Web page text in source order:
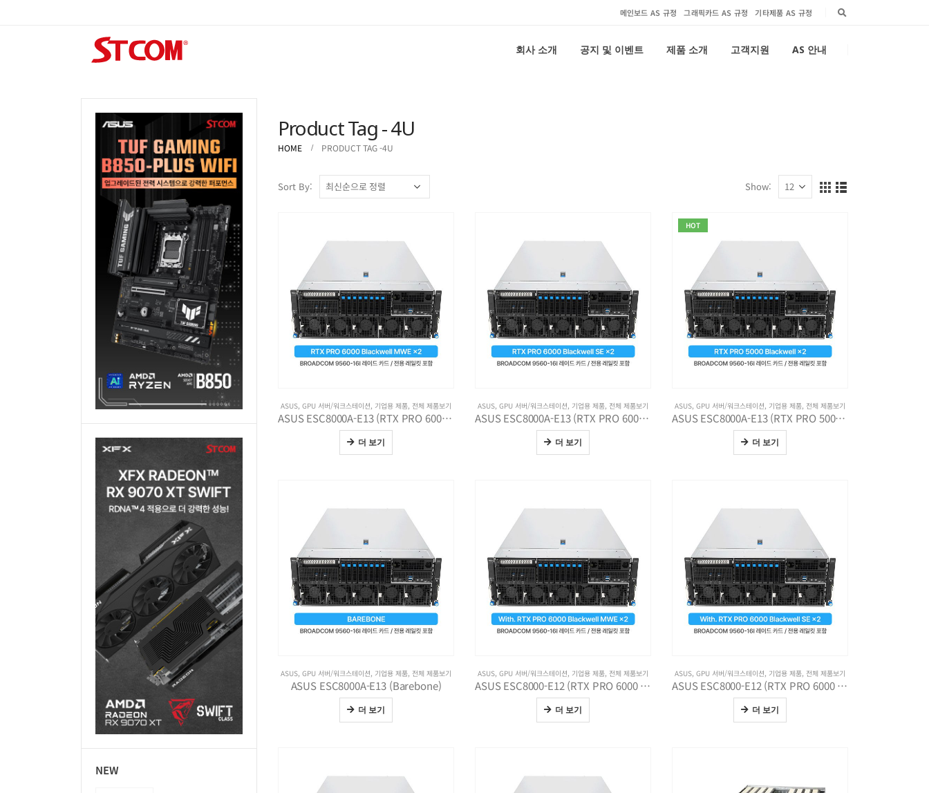
메인보드 AS 규정 그래픽카드 AS 규정 기타제품 AS 규정
회사 소개 공지 및 이벤트 제품 소개 고객지원 AS 안내
Product Tag - 4U
HOME PRODUCT TAG -4U
Sort By: Show:
ASUS, GPU 서버/워크스테이션, 기업용 제품, 전체 제품보기
ASUS ESC8000A-E13 (RTX PRO 6000 Blackwell MWE x2)
더 보기
ASUS, GPU 서버/워크스테이션, 기업용 제품, 전체 제품보기
ASUS ESC8000A-E13 (RTX PRO 6000 Blackwell SE x2)
더 보기
HOT
ASUS, GPU 서버/워크스테이션, 기업용 제품, 전체 제품보기
ASUS ESC8000A-E13 (RTX PRO 5000 Blackwell x2)
더 보기
ASUS, GPU 서버/워크스테이션, 기업용 제품, 전체 제품보기
ASUS ESC8000A-E13 (Barebone)
더 보기
ASUS, GPU 서버/워크스테이션, 기업용 제품, 전체 제품보기
ASUS ESC8000-E12 (RTX PRO 6000 Blackwell MWE x2)
더 보기
ASUS, GPU 서버/워크스테이션, 기업용 제품, 전체 제품보기
ASUS ESC8000-E12 (RTX PRO 6000 Blackwell SE x2)
더 보기
NEW